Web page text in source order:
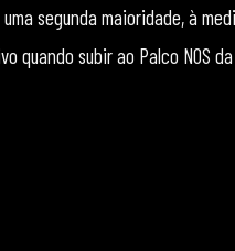
segunda maioridade, à
quando subir ao Palco NOS